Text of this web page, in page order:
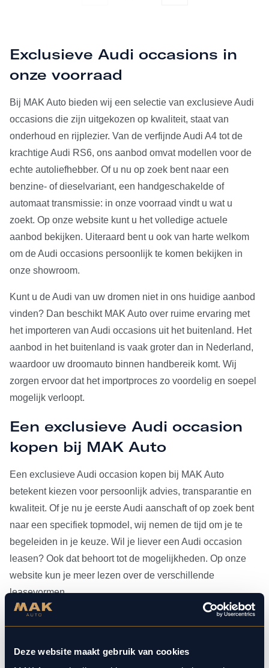
Deze website maakt gebruik van cookies
Exclusieve Audi occasions in
onze voorraad
Bij MAK Auto bieden wij een selectie van exclusieve Audi
occasions die zijn uitgekozen op kwaliteit, staat van
onderhoud en rijplezier. Van de verfijnde Audi A4 tot de
krachtige Audi RS6, ons aanbod omvat modellen voor de
echte autoliefhebber. Of u nu op zoek bent naar een
benzine- of dieselvariant, een handgeschakelde of
automaat transmissie: in onze voorraad vindt u wat u
zoekt. Op onze website kunt u het volledige actuele
aanbod bekijken. Uiteraard bent u ook van harte welkom
om de Audi occasions persoonlijk te komen bekijken in
onze showroom.
Kunt u de Audi van uw dromen niet in ons huidige aanbod
vinden? Dan beschikt MAK Auto over ruime ervaring met
het importeren van Audi occasions uit het buitenland. Het
aanbod in het buitenland is vaak groter dan in Nederland,
waardoor uw droomauto binnen handbereik komt. Wij
zorgen ervoor dat het importproces zo voordelig en soepel
mogelijk verloopt.
Een exclusieve Audi occasion
kopen bij MAK Auto
Een exclusieve Audi occasion kopen bij MAK Auto
betekent kiezen voor persoonlijk advies, transparantie en
kwaliteit. Of je nu je eerste Audi aanschaft of op zoek bent
naar een specifiek topmodel, wij nemen de tijd om je te
begeleiden in je keuze. Wil je liever een Audi occasion
leasen? Ook dat behoort tot de mogelijkheden. Op onze
website kun je meer lezen over de verschillende
leasevormen.
Heb je je Audi occasion eenmaal gevonden, dan kun je
aangesloten bij Bosch Car Service, beschikken onze